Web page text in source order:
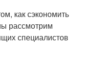
как сэкономить
рассмотрим
специалистов